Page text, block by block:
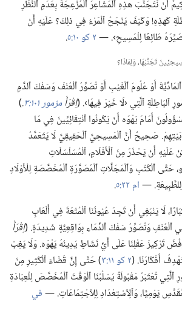
أَنْ نَتَجَنَّبَ هذِهِ ٱلْمَشَاعِرَ ٱلْمُزْعِجَةَ بِعَدَمِ ٱلنَّظَرِ
كَهذِهِ!‏ وَكَيْفَ يَنْجَحُ ٱلْمَرْءُ فِي ذلِكَ؟‏ عَلَيْهِ أَنْ
طَائِعًا لِلْمَسِيحِ›.‏ —‏٢ كو ١٠:‏٥ ‏.‏
أَوْ عُلُومَ ٱلْغَيْبِ أَوْ تُصَوِّرُ ٱلْعُنْفَ وَسَفْكَ ٱلدَّمِ
ٱلبَاطِلَةِ ٱلَّتِي ‹لَا خَيْرَ فِيهَا›.‏ (‏اِقْرَأْمزمور ١٠١:‏٣ ‏.‏
‏)‏
أَمَامَ يَهْوَه أَنْ يَكُونُوا ٱنْتِقَائِيِّينَ فِي مَا
صَحِيحٌ أَنَّ ٱلْمَسِيحِيَّ ٱلْحَقِيقِيَّ لَا يَتَعَمَّدُ
عَلَيْهِ أَنْ يَحْذَرَ مِنَ ٱلْأَفْلَامِ،‏ ٱلْمُسَلْسَلَاتِ
حَتَّى ٱلْكُتُبِ وَٱلْمَجَلَّاتِ ٱلْمُصَوَّرَةِ ٱلْمُخَصَّصَةِ لِلْأَوْلَادِ
لِلطَّبِيعَةِ.‏ —‏ام ٢٢:‏٥ ‏.‏
لَا يَنْبَغِي أَنْ تَجِدَ عُيُونُنَا ٱلْمُتْعَةَ فِي أَلْعَابِ
ٱلْعُنْفِ وَتُصَوِّرُ سَفْكَ ٱلدِّمَاءِ بِوَاقِعِيَّةٍ شَدِيدَةٍ.‏ (‏اِقْرَأْ
تَرْكِيزَ عَقْلِنَا عَلَى أَيِّ نَشَاطٍ يَدِينُهُ يَهْوَه.‏ وَلَا يَغِبْ
أَفْكَارَنَا.‏ (‏٢ كو ١١:‏٣
‏)‏ حَتَّى إِنَّ قَضَاءَ ٱلْكَثِيرِ مِنَ
تُعْتَبَرُ مَقْبُولَةً يَسْلُبُنَا ٱلْوَقْتَ ٱلْمُخَصَّصَ لِلْعِبَادَةِ
يَوْمِيًّا،‏ وَٱلِٱسْتِعْدَادِ لِلِٱجْتِمَاعَاتِ.‏ —‏في